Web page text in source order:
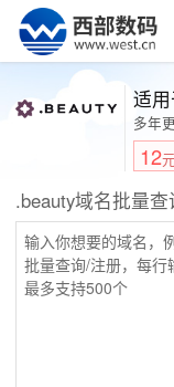
适
多年
12
.beauty域名批量